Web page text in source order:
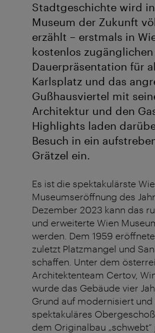
Stadtgeschichte wird
Museum der Zukunft
erzählt – erstmals in
kostenlos zugänglichen
Dauerpräsentation für
Karlsplatz und das
Gußhausviertel mit
Architektur und den
Highlights laden
Besuch in ein
Grätzel ein.
Es ist die spektakulärste
Museumseröffnung des
Dezember 2023 kann das
und erweiterte Wien
werden. Dem 1959
zuletzt Platzmangel und
schaffen. Unter dem
Architektenteam Certov,
wurde das Gebäude vier
Grund auf modernisiert und
spektakuläres
dem Originalbau „schwebt“